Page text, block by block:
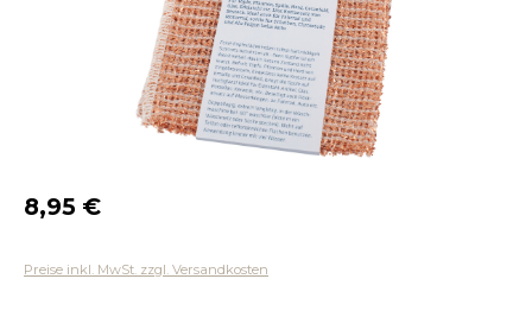
Regulärer Preis:
8,95 €
Preise inkl. MwSt. zzgl. Versandkosten